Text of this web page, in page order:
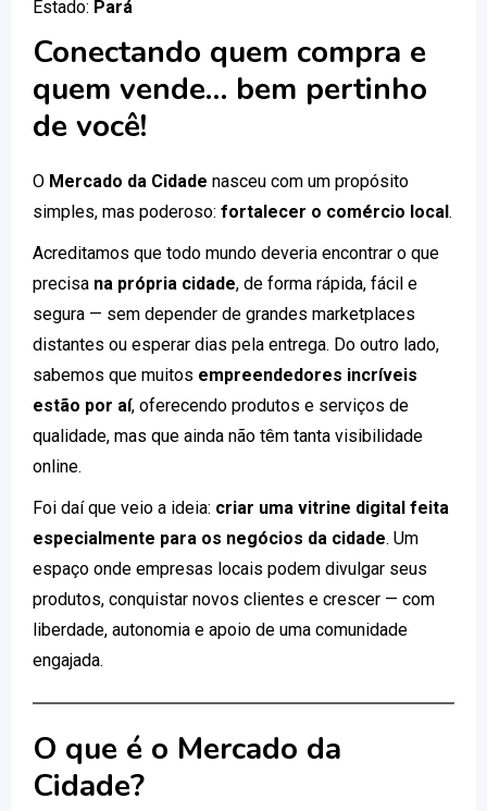
Estado: Pará
Conectando quem compra e
quem vende… bem pertinho
de você!
O Mercado da Cidade nasceu com um propósito
simples, mas poderoso: fortalecer o comércio local.
Acreditamos que todo mundo deveria encontrar o que
precisa na própria cidade, de forma rápida, fácil e
segura — sem depender de grandes marketplaces
distantes ou esperar dias pela entrega. Do outro lado,
sabemos que muitos empreendedores incríveis
estão por aí, oferecendo produtos e serviços de
qualidade, mas que ainda não têm tanta visibilidade
online.
Foi daí que veio a ideia: criar uma vitrine digital feita
especialmente para os negócios da cidade. Um
espaço onde empresas locais podem divulgar seus
produtos, conquistar novos clientes e crescer — com
liberdade, autonomia e apoio de uma comunidade
engajada.
O que é o Mercado da
Cidade?